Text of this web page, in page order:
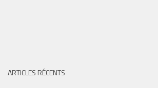
ARTICLES RÉCENTS